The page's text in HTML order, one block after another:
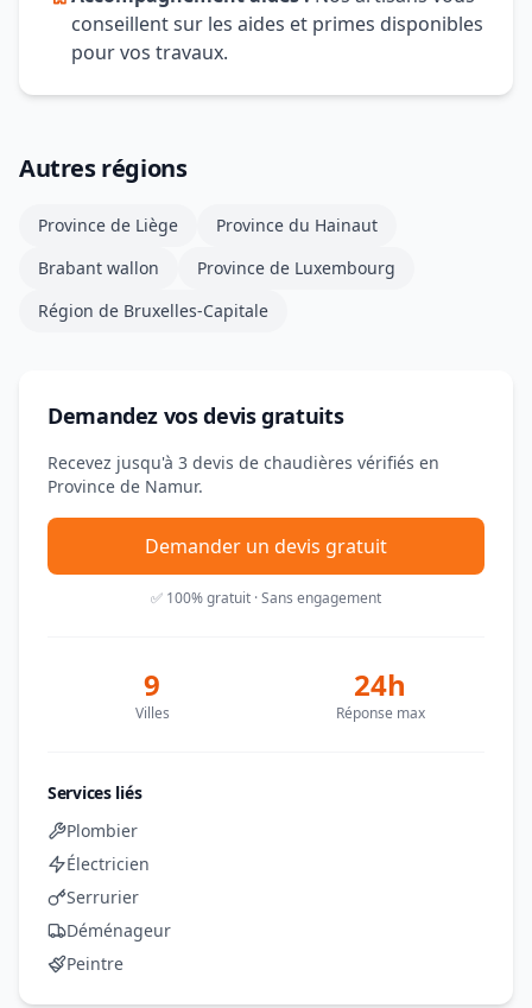
conseillent sur les aides et primes disponibles
pour vos travaux.
Autres régions
Province de Liège
Province du Hainaut
Brabant wallon
Province de Luxembourg
Région de Bruxelles-Capitale
Demandez vos devis gratuits
Recevez jusqu'à 3 devis de chaudières vérifiés en
Province de Namur.
Demander un devis gratuit
✅ 100% gratuit · Sans engagement
9
Villes
24h
Réponse max
Services liés
Plombier
Électricien
Serrurier
Déménageur
Peintre